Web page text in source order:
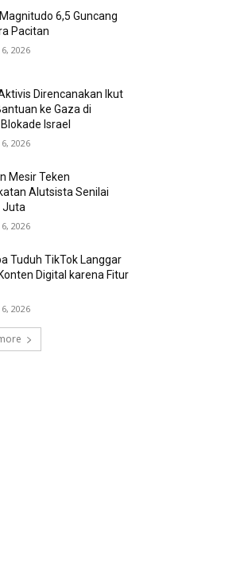
6,5 Guncang
Pacitan
2026
Direncanakan Ikut
ke Gaza di
Israel
2026
Mesir Teken
Alutsista Senilai
Juta
2026
Tuduh TikTok Langgar
Digital karena Fitur
2026